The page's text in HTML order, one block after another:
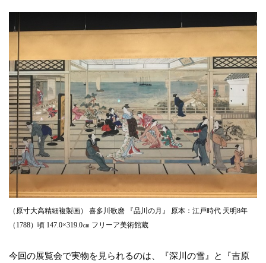
（原寸大高精細複製画） 喜多川歌麿 『品川の月』 原本：江戸時代 天明8年
（1788）頃 147.0×319.0㎝ フリーア美術館蔵
今回の展覧会で実物を見られるのは、『深川の雪』と『吉原